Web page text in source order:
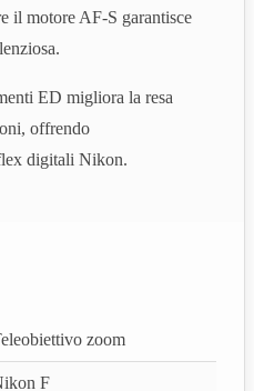
il motore AF‑S garantisce
ED migliora la resa
offrendo
digitali Nikon.
zoom
F